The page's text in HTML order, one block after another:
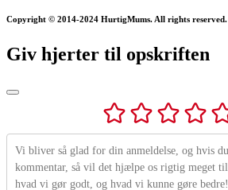
Copyright © 2014-2024 HurtigMums. All rights reserved.
Giv hjerter til opskriften